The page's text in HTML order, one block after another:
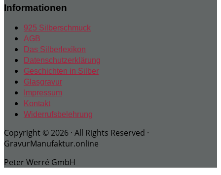
Informationen
925 Silberschmuck
AGB
Das Silberlexikon
Datenschutzerklärung
Geschichten in Silber
Glasgravur
Impressum
Kontakt
Widerrufsbelehrung
Copyright © 2026 · All Rights Reserved ·
GravurManufaktur.online
Peter Werré GmbH